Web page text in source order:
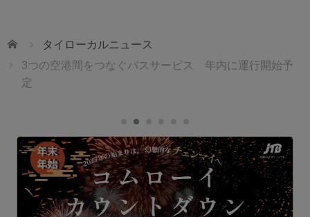
ホーム
タイローカルニュース
3つの空港間をつなぐバスサービス 年内に運行開始予
定